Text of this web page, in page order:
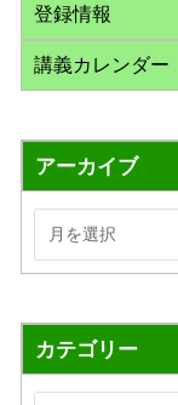
登録情報
講義カレンダー
アーカイブ
カテゴリー